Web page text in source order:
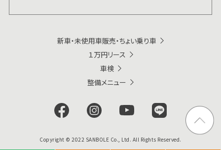
新車・未使用車販売・ちょい乗り車
１万円リース
車検
整備メニュー
Copyright © 2022 SANBOLE Co., Ltd. All Rights Reserved.